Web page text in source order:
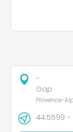
-
Gap
Provence-
44.5599 -